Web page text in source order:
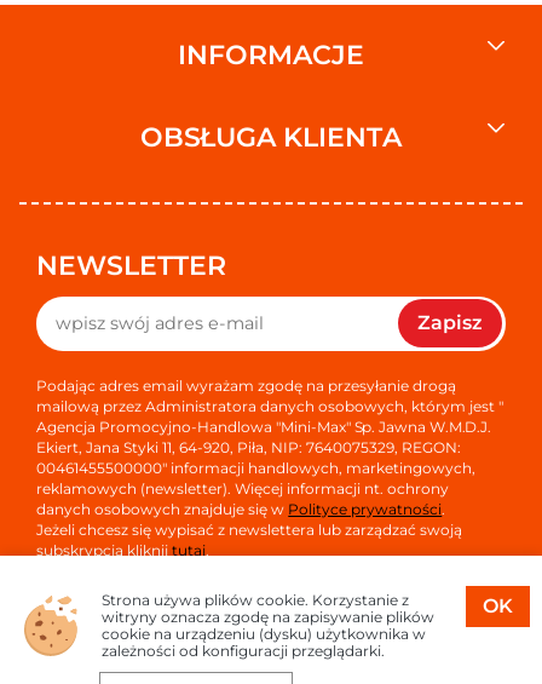
INFORMACJE
OBSŁUGA KLIENTA
NEWSLETTER
Zapisz
Podając adres email wyrażam zgodę na przesyłanie drogą
mailową przez Administratora danych osobowych, którym jest "
Agencja Promocyjno-Handlowa "Mini-Max" Sp. Jawna W.M.D.J.
Ekiert, Jana Styki 11, 64-920, Piła, NIP: 7640075329, REGON:
00461455500000" informacji handlowych, marketingowych,
reklamowych (newsletter). Więcej informacji nt. ochrony
danych osobowych znajduje się w Polityce prywatności.
Jeżeli chcesz się wypisać z newslettera lub zarządzać swoją
subskrypcją kliknijtutaj.
Copyright © 2026
Oprogramowanie sklepu:
OK
Strona używa plików cookie. Korzystanie z
witryny oznacza zgodę na zapisywanie plików
cookie na urządzeniu (dysku) użytkownika w
zależności od konfiguracji przeglądarki.